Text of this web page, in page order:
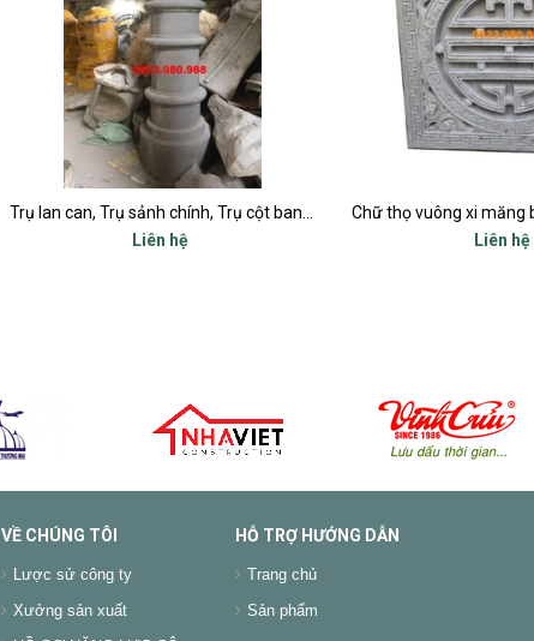
Liên hệ
Liên hệ
VỀ CHÚNG TÔI
Lược sử công ty
Xưởng sản xuất
HỖ TRỢ HƯỚNG DẪN
Trang chủ
Sản phẩm